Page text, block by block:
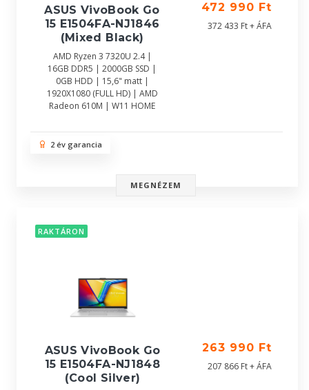
ASUS VivoBook Go
15 E1504FA-NJ1846
(Mixed Black)
AMD Ryzen 3 7320U 2.4 |
16GB DDR5 | 2000GB SSD |
0GB HDD | 15,6" matt |
1920X1080 (FULL HD) | AMD
Radeon 610M | W11 HOME
472 990 Ft
372 433 Ft + ÁFA
2 év garancia
MEGNÉZEM
RAKTÁRON
ASUS VivoBook Go
15 E1504FA-NJ1848
(Cool Silver)
263 990 Ft
207 866 Ft + ÁFA